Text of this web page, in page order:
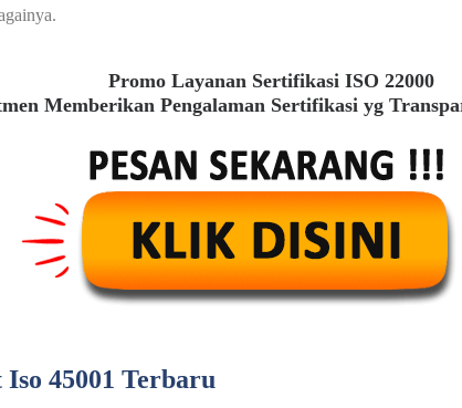
Promo Layanan Sertifikasi ISO 22000
Memberikan Pengalaman Sertifikasi yg
45001 Terbaru